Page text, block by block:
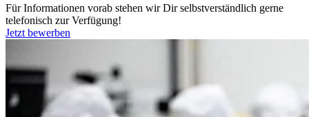
Für Informationen vorab stehen wir Dir selbstverständlich gerne
telefonisch zur Verfügung!
Jetzt bewerben